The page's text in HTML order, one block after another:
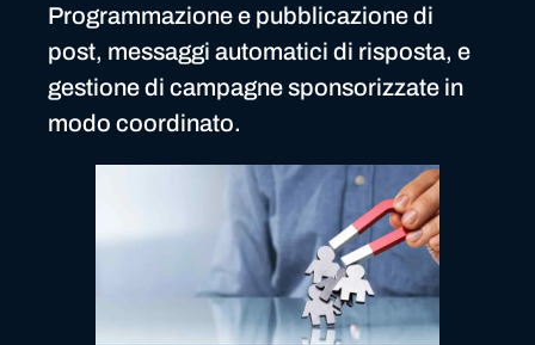
Programmazione e pubblicazione di
post, messaggi automatici di risposta, e
gestione di campagne sponsorizzate in
modo coordinato.